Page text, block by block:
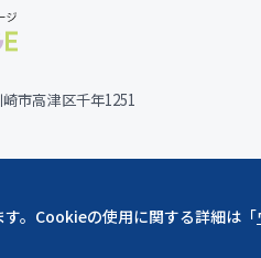
市高津区千年1251
。Cookieの使用に関する詳細は「